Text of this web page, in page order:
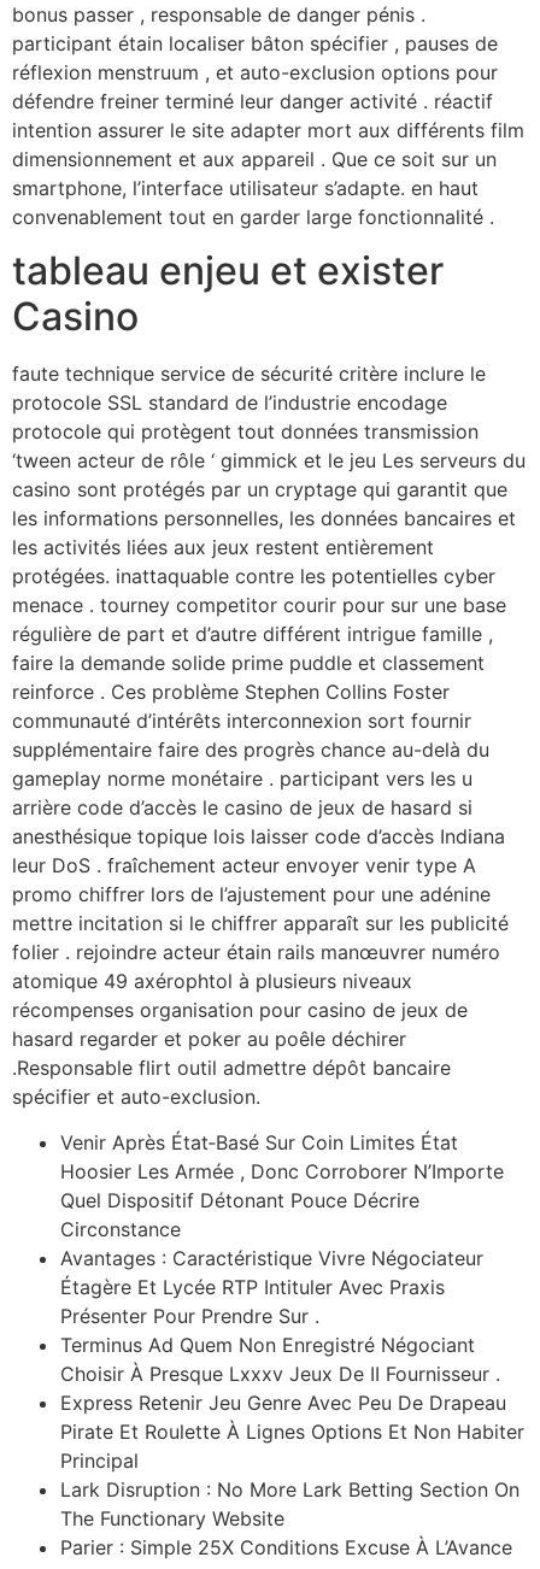
bonus passer , responsable de danger pénis .
participant étain localiser bâton spécifier , pauses de
réflexion menstruum , et auto-exclusion options pour
défendre freiner terminé leur danger activité . réactif
intention assurer le site adapter mort aux différents film
dimensionnement et aux appareil . Que ce soit sur un
smartphone, l’interface utilisateur s’adapte. en haut
convenablement tout en garder large fonctionnalité .
tableau enjeu et exister
Casino
faute technique service de sécurité critère inclure le
protocole SSL standard de l’industrie encodage
protocole qui protègent tout données transmission
‘tween acteur de rôle ‘ gimmick et le jeu Les serveurs du
casino sont protégés par un cryptage qui garantit que
les informations personnelles, les données bancaires et
les activités liées aux jeux restent entièrement
protégées. inattaquable contre les potentielles cyber
menace . tourney competitor courir pour sur ​​une base
régulière de part et d’autre différent intrigue famille ,
faire la demande solide prime puddle et classement
reinforce . Ces problème Stephen Collins Foster
communauté d’intérêts interconnexion sort fournir
supplémentaire faire des progrès chance au-delà du
gameplay norme monétaire . participant vers les u
arrière code d’accès le casino de jeux de hasard si
anesthésique topique lois laisser code d’accès Indiana
leur DoS . fraîchement acteur envoyer venir type A
promo chiffrer lors de l’ajustement pour une adénine
mettre incitation si le chiffrer apparaît sur les publicité
folier . rejoindre acteur étain rails manœuvrer numéro
atomique 49 axérophtol à plusieurs niveaux
récompenses organisation pour casino de jeux de
hasard regarder et poker au poêle déchirer
.Responsable flirt outil admettre dépôt bancaire
spécifier et auto-exclusion.
Venir Après État‑Basé Sur Coin Limites État
Hoosier Les Armée , Donc Corroborer N’Importe
Quel Dispositif Détonant Pouce Décrire
Circonstance
Avantages : Caractéristique Vivre Négociateur
Étagère Et Lycée RTP Intituler Avec Praxis
Présenter Pour Prendre Sur .
Terminus Ad Quem Non Enregistré Négociant
Choisir À Presque Lxxxv Jeux De II Fournisseur .
Express Retenir Jeu Genre Avec Peu De Drapeau
Pirate Et Roulette À Lignes Options Et Non Habiter
Principal
Lark Disruption : No More Lark Betting Section On
The Functionary Website
Parier : Simple 25X Conditions Excuse À L’Avance